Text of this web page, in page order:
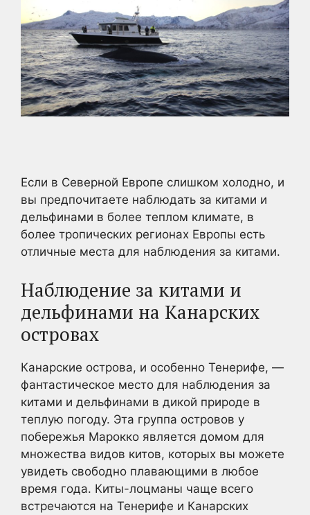
Если в Северной Европе слишком холодно, и
вы предпочитаете наблюдать за китами и
дельфинами в более теплом климате, в
более тропических регионах Европы есть
отличные места для наблюдения за китами.
Наблюдение за китами и
дельфинами на Канарских
островах
Канарские острова, и особенно Тенерифе, —
фантастическое место для наблюдения за
китами и дельфинами в дикой природе в
теплую погоду. Эта группа островов у
побережья Марокко является домом для
множества видов китов, которых вы можете
увидеть свободно плавающими в любое
время года. Киты-лоцманы чаще всего
встречаются на Тенерифе и Канарских